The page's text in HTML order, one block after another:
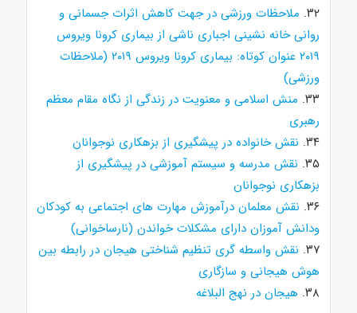
۳۲. ملاحظات ورزشی در جهت کاهش اثرات جسمانی و
روانی خانه نشینی اجباری ناشی از بیماری کرونا ویروس
۲۰۱۹ عنوان کوتاه: بیماری کرونا ویروس ۲۰۱۹ (ملاحظات
ورزشی)
۳۳. منش اسلامی و معنویت در زندگی از نگاه مقام معظم
رهبری
۳۴. نقش خانواده در پیشگیری از بزهکاری نوجوانان
۳۵. نقش مدرسه و سیستم آموزشی در پیشگیری از
بزهکاری نوجوانان
۳۶. نقش معلمان درآموزش مهارت های اجتماعی به کودکان
ودانش آموزان دارای مشکلات خواندن (نارساخوانی)
۳۷. نقش واسطه گری تنظیم شناختی هیجان در رابطه بین
هوش هیجانی و سازگاری
۳۸. هیجان در نهج البلاغه